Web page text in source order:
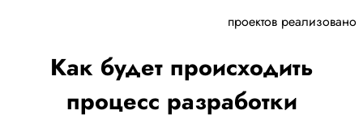
проектов реализовано
Как будет происходить
процесс разработки